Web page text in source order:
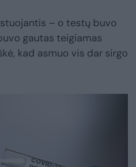
– o testų buvo
gautas teigiamas
kad asmuo vis dar sirgo